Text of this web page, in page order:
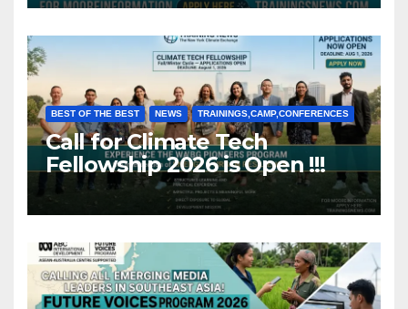
BEST OF THE BEST NEWS TRAININGS,CAMP,CONFERENCES
Call for Climate Tech
Fellowship 2026 is Open !!!